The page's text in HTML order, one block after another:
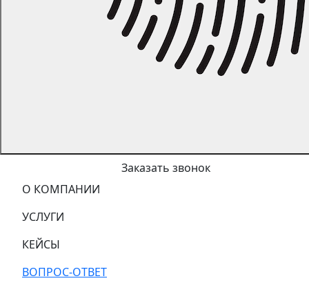
Заказать звонок
О КОМПАНИИ
УСЛУГИ
КЕЙСЫ
ВОПРОС-ОТВЕТ